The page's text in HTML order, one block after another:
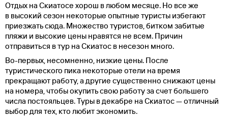
Отдых на Скиатосе хорош в любом месяце. Но все же
в высокий сезон некоторые опытные туристы избегают
приезжать сюда. Множество туристов, битком забитые
пляжи и высокие цены нравятся не всем. Причин
отправиться в тур на Скиатос в несезон много.
Во-первых, несомненно, низкие цены. После
туристического пика некоторые отели на время
прекращают работу, а другие существенно снижают цены
на номера, чтобы окупить свою работу за счет большего
числа постояльцев. Туры в декабре на Скиатос — отличный
выбор для тех, кто любит экономить.